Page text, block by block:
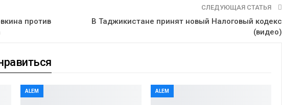
против
СЛЕДУЮЩАЯ СТАТЬЯ
В Таджикистане принят новый Налоговый кодекс
(видео)
ALEM ALEM